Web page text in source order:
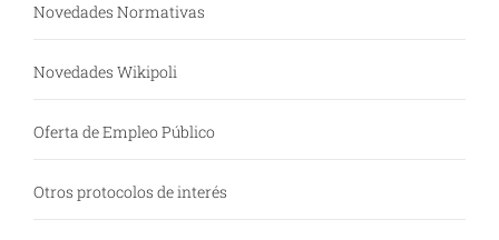
Novedades Normativas
Novedades Wikipoli
Oferta de Empleo Público
Otros protocolos de interés